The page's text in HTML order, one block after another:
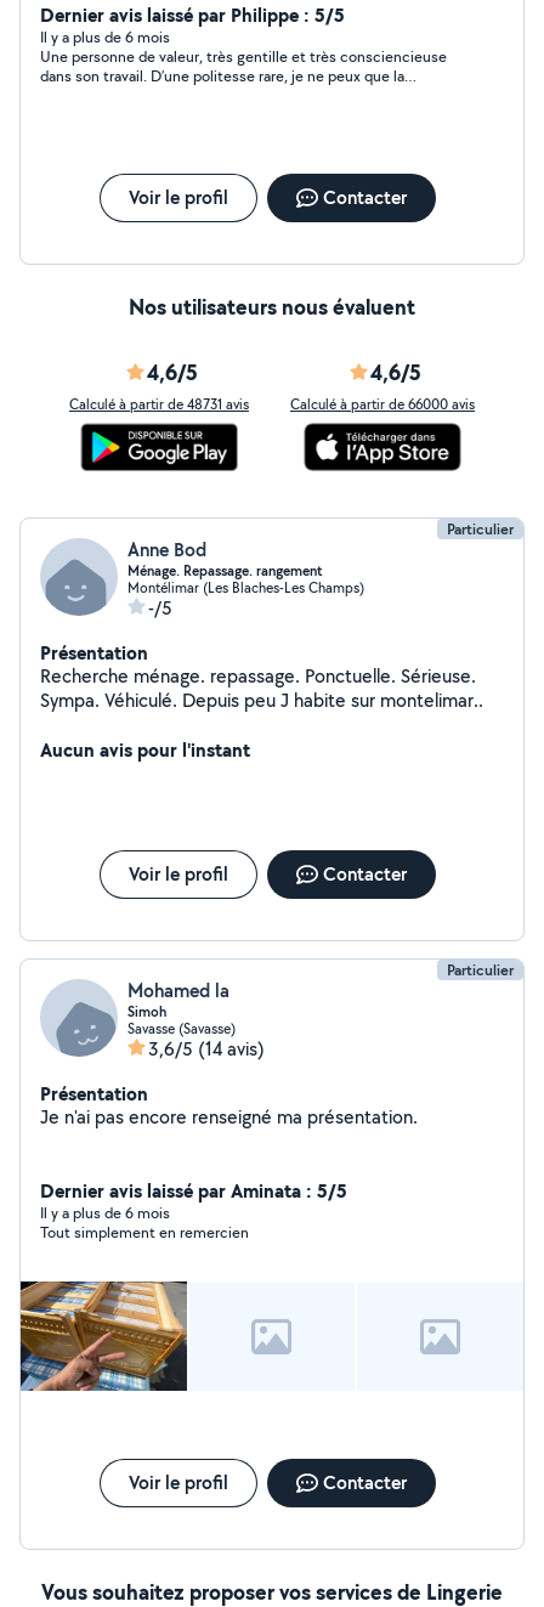
Dernier avis laissé par Philippe : 5/5
Il y a plus de 6 mois
Une personne de valeur, très gentille et très consciencieuse
dans son travail. D’une politesse rare, je ne peux que la
Voir le profil Contacter
Nos utilisateurs nous évaluent
4,6/5
Calculé à partir de 48731 avis
4,6/5
Calculé à partir de 66000 avis
Particulier
Anne Bod
Ménage. Repassage. rangement
Montélimar (Les Blaches-Les Champs)
-/5
Présentation
Recherche ménage. repassage. Ponctuelle. Sérieuse.
Sympa. Véhiculé. Depuis peu J habite sur montelimar..
Aucun avis pour l'instant
Voir le profil Contacter
Particulier
Mohamed la
Simoh
Savasse (Savasse)
3,6/5 (14 avis)
Présentation
Je n'ai pas encore renseigné ma présentation.
Dernier avis laissé par Aminata : 5/5
Il y a plus de 6 mois
Tout simplement en remercien
Voir le profil Contacter
Vous souhaitez proposer vos services de Lingerie